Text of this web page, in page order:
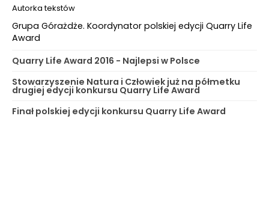
Autorka tekstów
Grupa Górażdże. Koordynator polskiej edycji Quarry Life
Award
Quarry Life Award 2016 - Najlepsi w Polsce
Stowarzyszenie Natura i Człowiek już na półmetku
drugiej edycji konkursu Quarry Life Award
Finał polskiej edycji konkursu Quarry Life Award